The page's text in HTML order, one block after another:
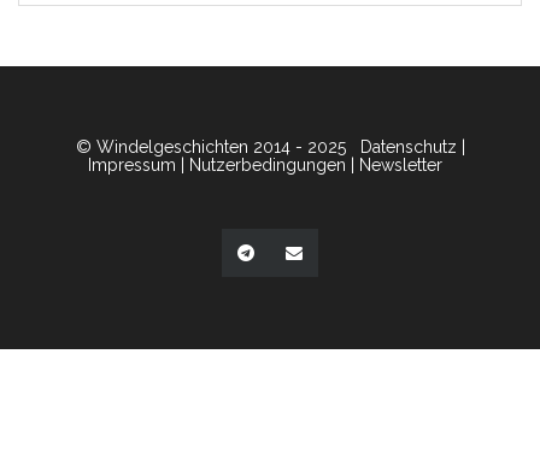
© Windelgeschichten 2014 - 2025 Datenschutz
Impressum
Nutzerbedingungen Newsletter